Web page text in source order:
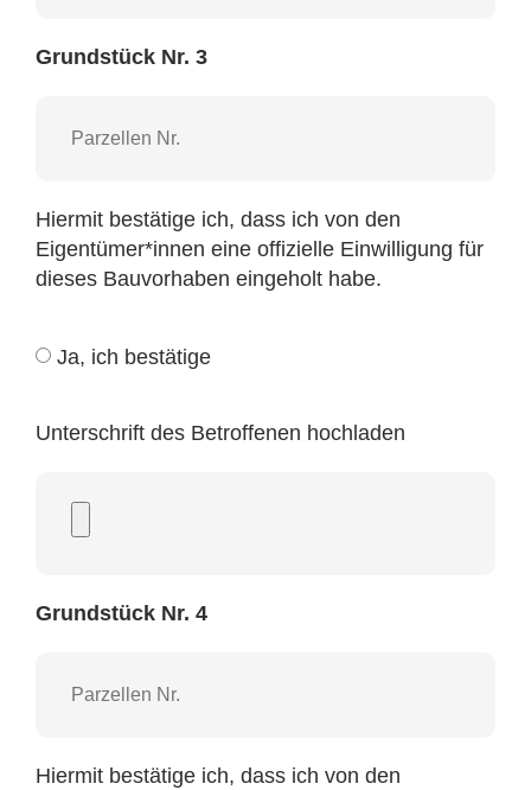
Grundstück Nr. 3
Hiermit bestätige ich, dass ich von den
Eigentümer*innen eine offizielle Einwilligung für
dieses Bauvorhaben eingeholt habe.
Ja, ich bestätige
Unterschrift des Betroffenen hochladen
Grundstück Nr. 4
Hiermit bestätige ich, dass ich von den